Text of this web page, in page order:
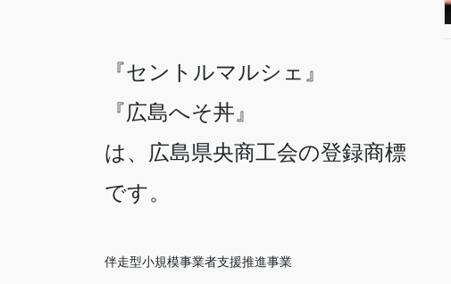
『セントルマルシェ』
『広島へそ丼』
は、広島県央商工会の登録商標
です。
伴走型小規模事業者支援推進事業